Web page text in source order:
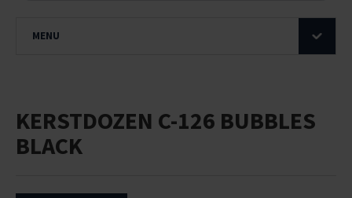
MENU
KERSTDOZEN C-126 BUBBLES
BLACK